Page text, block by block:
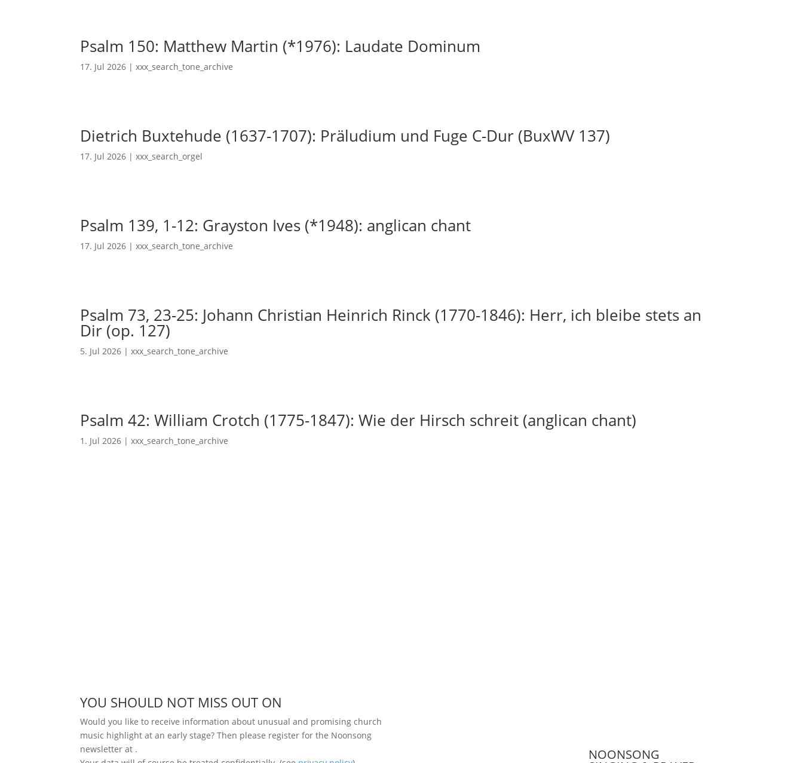
Psalm 150: Matthew Martin (*1976): Laudate Dominum
17. Jul 2026 |xxx_search_tone_archive
Dietrich Buxtehude (1637-1707): Präludium und Fuge C-Dur (BuxWV 137)
17. Jul 2026 |xxx_search_orgel
Psalm 139, 1-12: Grayston Ives (*1948): anglican chant
17. Jul 2026 |xxx_search_tone_archive
Psalm 73, 23-25: Johann Christian Heinrich Rinck (1770-1846): Herr, ich bleibe stets an
Dir (op. 127)
5. Jul 2026 |xxx_search_tone_archive
Psalm 42: William Crotch (1775-1847): Wie der Hirsch schreit (anglican chant)
1. Jul 2026 |xxx_search_tone_archive
YOU SHOULD NOT MISS OUT ON
Would you like to receive information about unusual and promising church
music highlight at an early stage? Then please register for the Noonsong
newsletter at .
NOONSONG